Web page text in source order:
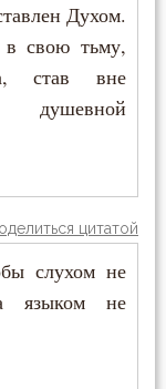
Духом.
в свою тьму,
став вне
душевной
цитатой
слухом не
языком не